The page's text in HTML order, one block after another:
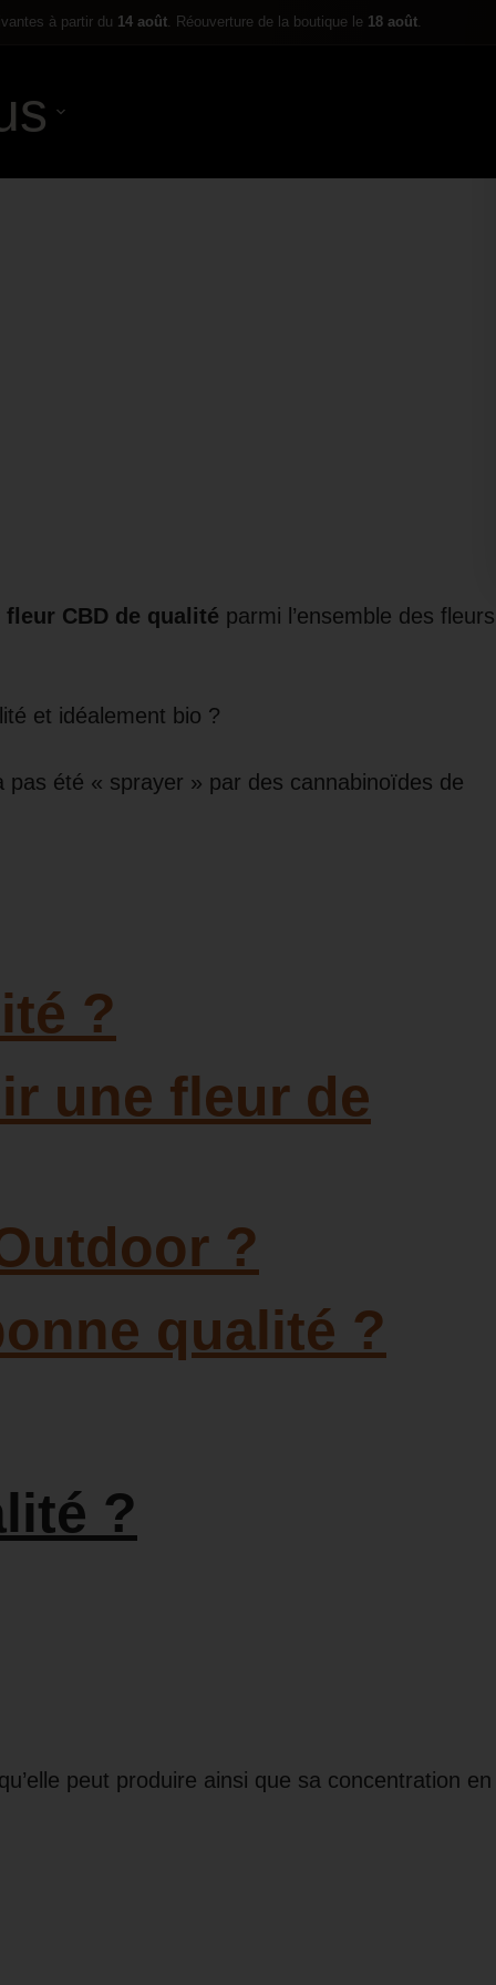
à partir du 14 août. Réouverture de la boutique le 18 août.
CBD de qualité parmi l’ensemble des fleurs
et idéalement bio ?
pas été « sprayer » par des cannabinoïdes de
?
une fleur de
?
qualité ?
?
peut produire ainsi que sa concentration en